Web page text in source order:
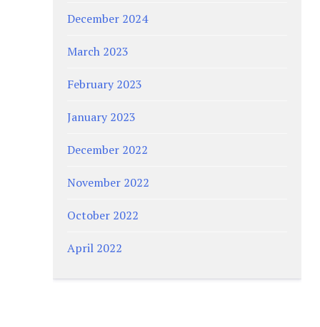
December 2024
March 2023
February 2023
January 2023
December 2022
November 2022
October 2022
April 2022